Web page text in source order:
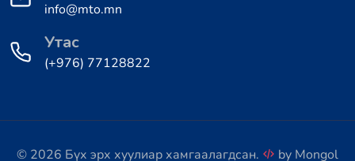
info@mto.mn
Утас
(+976) 77128822
© 2026 Бүх эрх хуулиар хамгаалагдсан. by Mongol